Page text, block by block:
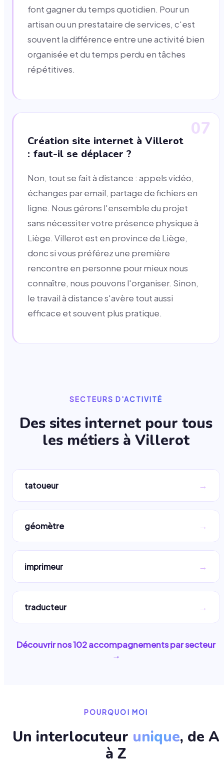
font gagner du temps quotidien. Pour un
artisan ou un prestataire de services, c'est
souvent la différence entre une activité bien
organisée et du temps perdu en tâches
répétitives.
07
Création site internet à Villerot
: faut-il se déplacer ?
Non, tout se fait à distance : appels vidéo,
échanges par email, partage de fichiers en
ligne. Nous gérons l'ensemble du projet
sans nécessiter votre présence physique à
Liège. Villerot est en province de Liège,
donc si vous préférez une première
rencontre en personne pour mieux nous
connaître, nous pouvons l'organiser. Sinon,
le travail à distance s'avère tout aussi
efficace et souvent plus pratique.
SECTEURS D'ACTIVITÉ
Des sites internet pour tous
les métiers à Villerot
tatoueur →
géomètre →
imprimeur →
traducteur →
Découvrir nos102accompagnements par secteur
→
POURQUOI MOI
Un interlocuteur unique, de A
à Z